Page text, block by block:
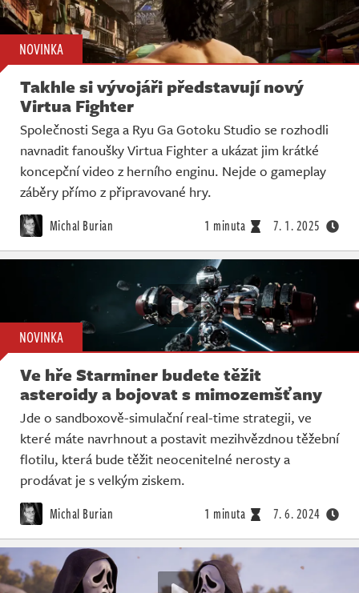
NOVINKA
Takhle si vývojáři představují nový
Virtua Fighter
Společnosti Sega a Ryu Ga Gotoku Studio se rozhodli
navnadit fanoušky Virtua Fighter a ukázat jim krátké
koncepční video z herního enginu. Nejde o gameplay
záběry přímo z připravované hry.
Michal Burian 1 minuta 7. 1. 2025
NOVINKA
Ve hře Starminer budete těžit
asteroidy a bojovat s mimozemšťany
Jde o sandboxově-simulační real-time strategii, ve
které máte navrhnout a postavit mezihvězdnou těžební
flotilu, která bude těžit neocenitelné nerosty a
prodávat je s velkým ziskem.
Michal Burian 1 minuta 7. 6. 2024